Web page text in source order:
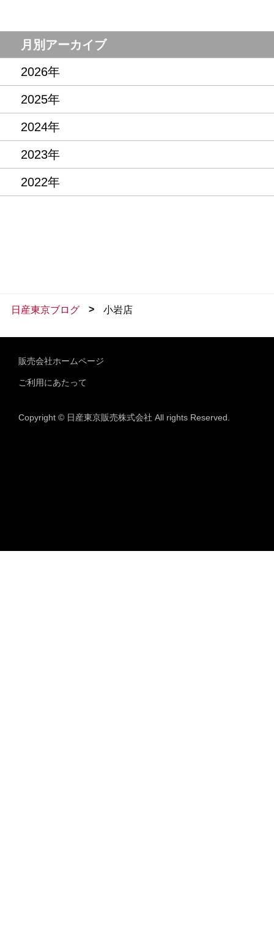
月別アーカイブ
2026年
2025年
2024年
2023年
2022年
日産東京ブログ > 小岩店
販売会社ホームページ
ご利用にあたって
Copyright © 日産東京販売株式会社 All rights Reserved.